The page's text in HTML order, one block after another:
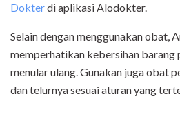
Dokterdi aplikasi Alodokter.
Selain dengan menggunakan obat,
memperhatikan kebersihan
menular ulang. Gunakan juga obat
dan telurnya sesuai aturan yang